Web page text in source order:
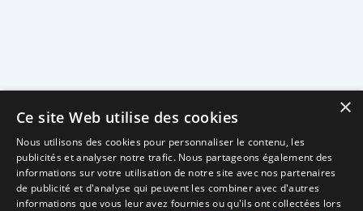
×
Ce site Web utilise des cookies
Nous utilisons des cookies pour personnaliser le contenu, les
publicités et analyser notre trafic. Nous partageons également des
informations sur votre utilisation de notre site avec nos partenaires
de publicité et d'analyse qui peuvent les combiner avec d'autres
informations que vous leur avez fournies ou qu'ils ont collectées lors